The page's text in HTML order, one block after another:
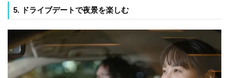
5. ドライブデートで夜景を楽しむ